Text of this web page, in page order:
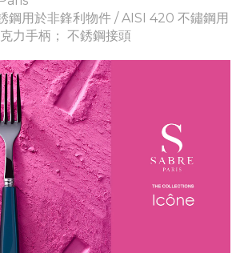
鋼用於非鋒利物件 / AISI 420 不鏽鋼用
力手柄； 不銹鋼接頭